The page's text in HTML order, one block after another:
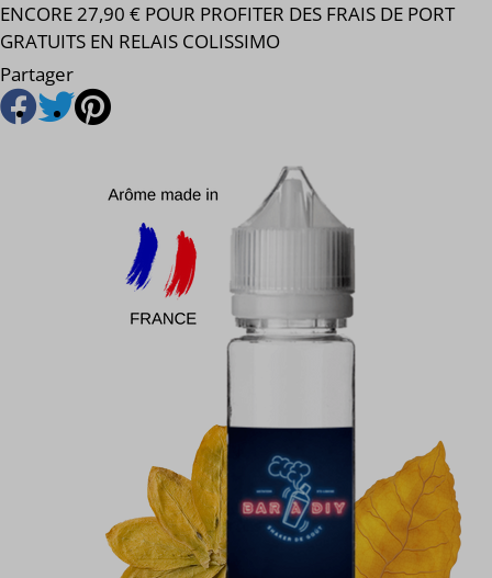
ENCORE 27,90 € POUR PROFITER DES FRAIS DE PORT
GRATUITS EN RELAIS COLISSIMO
Partager